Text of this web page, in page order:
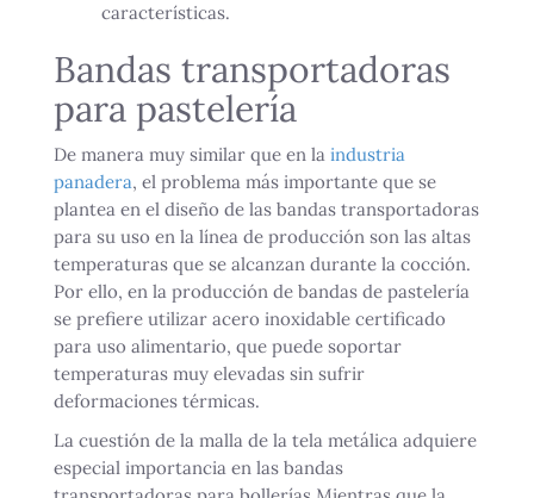
características.
Bandas transportadoras
para pastelería
De manera muy similar que en la industria
panadera, el problema más importante que se
plantea en el diseño de las bandas transportadoras
para su uso en la línea de producción son las altas
temperaturas que se alcanzan durante la cocción.
Por ello, en la producción de bandas de pastelería
se prefiere utilizar acero inoxidable certificado
para uso alimentario, que puede soportar
temperaturas muy elevadas sin sufrir
deformaciones térmicas.
La cuestión de la malla de la tela metálica adquiere
especial importancia en las bandas